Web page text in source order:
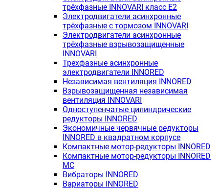
трёхфазные INNOVARI класс E2
Электродвигатели асинхронные
трёхфазные с тормозом INNOVARI
Электродвигатели асинхронные
трёхфазные взрывозащищенные
INNOVARI
Трехфазные асинхронные
электродвигатели INNORED
Независимая вентиляция INNORED
Взрывозащищенная независимая
вентиляция INNOVARI
Одноступенчатые цилиндрические
редукторы INNORED
Экономичные червячные редукторы
INNORED в квадратном корпусе
Компактные мотор-редукторы INNORED
Компактные мотор-редукторы INNORED
MC
Вибраторы INNORED
Вариаторы INNORED